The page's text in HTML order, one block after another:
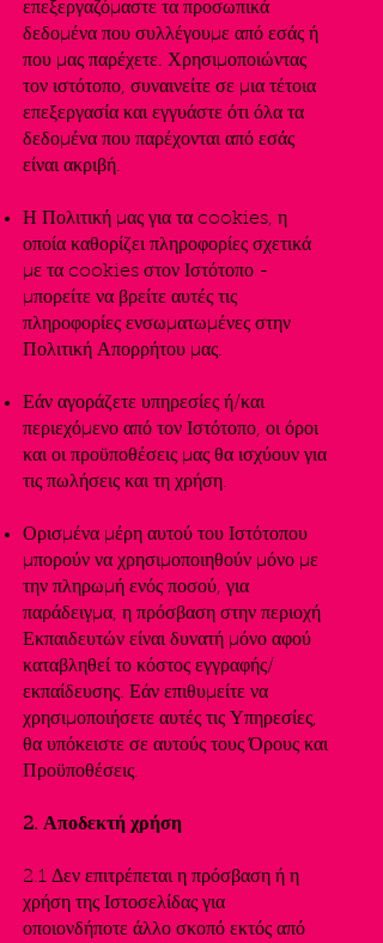
επεξεργαζόμαστε τα προσωπικά
δεδομένα που συλλέγουμε από εσάς ή
που μας παρέχετε. Χρησιμοποιώντας
τον ιστότοπο, συναινείτε σε μια τέτοια
επεξεργασία και εγγυάστε ότι όλα τα
δεδομένα που παρέχονται από εσάς
είναι ακριβή.
Η Πολιτική μας για τα cookies, η
οποία καθορίζει πληροφορίες σχετικά
με τα cookies στον Ιστότοπο -
μπορείτε να βρείτε αυτές τις
πληροφορίες ενσωματωμένες στην
Πολιτική Απορρήτου μας.
Εάν αγοράζετε υπηρεσίες ή/και
περιεχόμενο από τον Ιστότοπο, οι όροι
και οι προϋποθέσεις μας θα ισχύουν για
τις πωλήσεις και τη χρήση.
Ορισμένα μέρη αυτού του Ιστότοπου
μπορούν να χρησιμοποιηθούν μόνο με
την πληρωμή ενός ποσού, για
παράδειγμα, η πρόσβαση στην περιοχή
Εκπαιδευτών είναι δυνατή μόνο αφού
καταβληθεί το κόστος εγγραφής/
εκπαίδευσης. Εάν επιθυμείτε να
χρησιμοποιήσετε αυτές τις Υπηρεσίες,
θα υπόκειστε σε αυτούς τους Όρους και
Προϋποθέσεις.
2. Αποδεκτή χρήση
2.1 Δεν επιτρέπεται η πρόσβαση ή η
χρήση της Ιστοσελίδας για
οποιονδήποτε άλλο σκοπό εκτός από